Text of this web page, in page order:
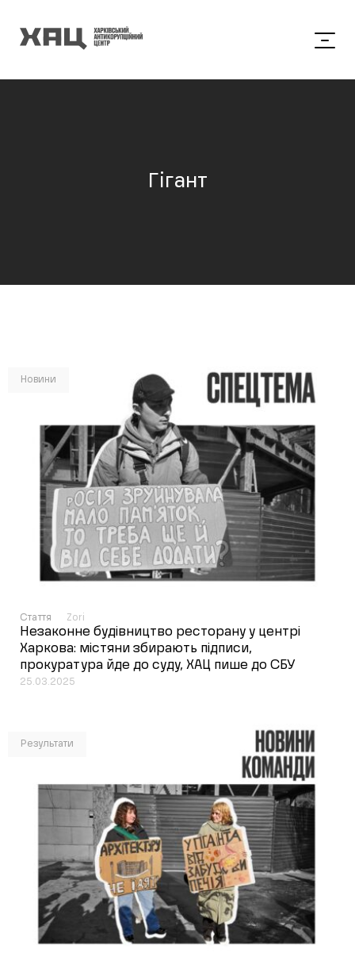
Гігант
Новини
Стаття Zori
Незаконне будівництво ресторану у центрі
Харкова: містяни збирають підписи,
прокуратура йде до суду, ХАЦ пише до СБУ
25.03.2025
Результати